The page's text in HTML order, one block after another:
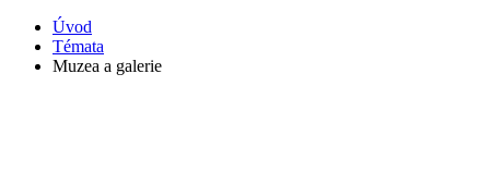
Úvod
Témata
Muzea a galerie